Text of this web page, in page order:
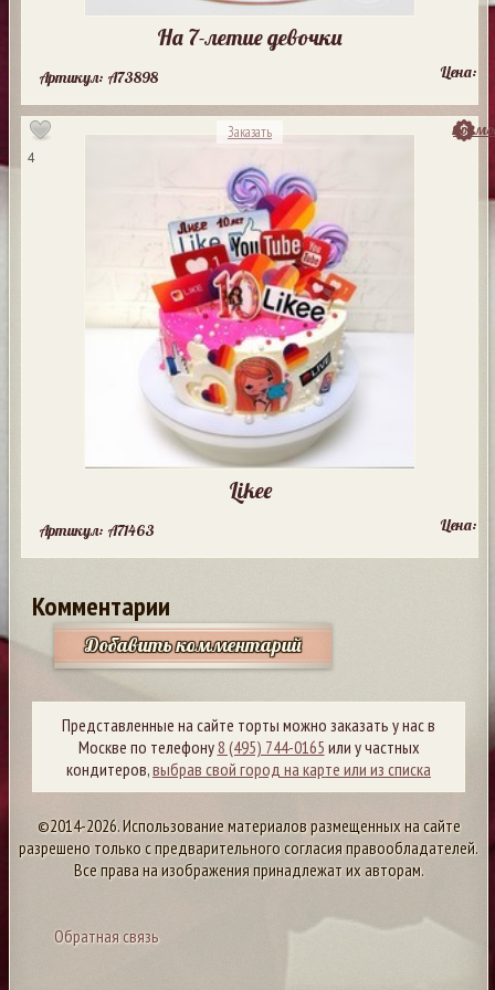
На 7-летие девочки
Артикул: A73898 Цена:
4
Заказать
Likee
Артикул: A71463 Цена:
Комментарии
Добавить комментарий
Представленные на сайте торты можно заказать у нас в
Москве по телефону8 (495) 744-0165 или у частных
кондитеров,выбрав свой город на карте или из списка
©2014-2026. Использование материалов размещенных на сайте
разрешено только с предварительного согласия правообладателей.
Все права на изображения принадлежат их авторам.
Обратная связь